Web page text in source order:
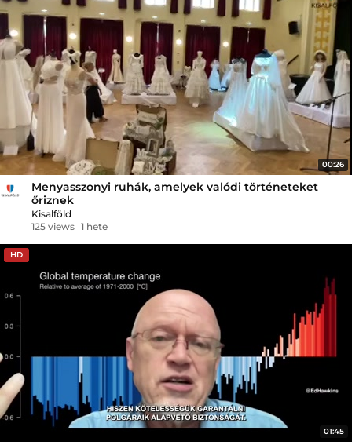
00:26
Menyasszonyi ruhák, amelyek valódi történeteket
őriznek
Kisalföld
125 views 1 hete
HD
01:45